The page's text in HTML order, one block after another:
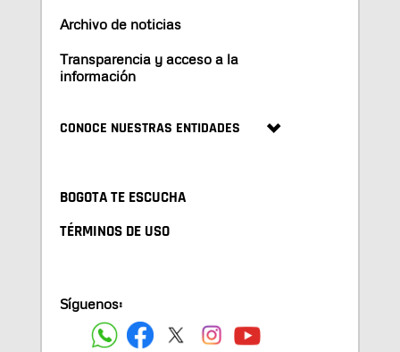
Archivo de noticias
Transparencia y acceso a la
información
CONOCE NUESTRAS ENTIDADES
BOGOTA TE ESCUCHA
TÉRMINOS DE USO
Síguenos: